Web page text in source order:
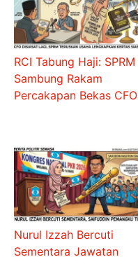
RCI Tabung Haji: SPRM
Sambung Rakam
Percakapan Bekas CFO
Nurul Izzah Bercuti
Sementara Jawatan